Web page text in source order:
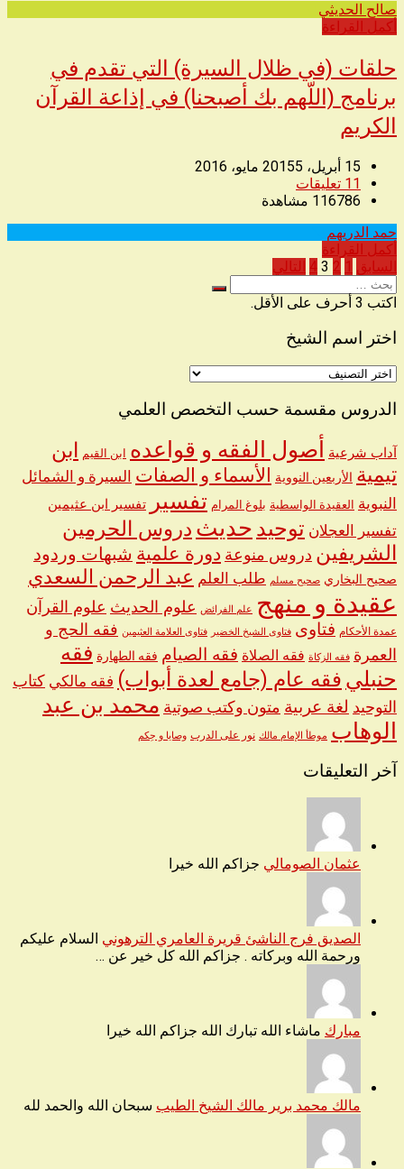
صالح الحديثي
أكمل القراءة
حلقات (في ظلال السيرة) التي تقدم في
برنامج (اللّهم بك أصبحنا) في إذاعة القرآن
الكريم
15 أبريل، 2015
5 مايو، 2016
11 تعليقات
116786 مشاهدة
حمد الدريهم
أكمل القراءة
تعدد
صفحات
المقالات
السابق 1
2
3
4 التالي
البحث
عن
اكتب 3 أحرف على الأقل.
اختر اسم الشيخ
اختر
الشيخ
الدروس مقسمة حسب التخصص العلمي
آداب شرعية أصول الفقه و قواعده ابن القيم ابن
تيمية الأربعين النووية الأسماء و الصفات السيرة و الشمائل
النبوية العقيدة الواسطية بلوغ المرام تفسير تفسير ابن عثيمين
تفسير العجلان توحيد حديث دروس الحرمين
الشريفين دروس منوعة دورة علمية شبهات وردود
صحيح البخاري صحيح مسلم طلب العلم عبد الرحمن السعدي
عقيدة و منهج علم الفرائض علوم الحديث علوم القرآن
عمدة الأحكام فتاوى فتاوى الشيخ الخضير فتاوى العلامة العثيمين فقه الحج و
العمرة فقه الزكاة فقه الصلاة فقه الصيام فقه الطهارة فقه
حنبلي فقه عام (جامع لعدة أبواب) فقه مالكي كتاب
التوحيد لغة عربية متون وكتب صوتية محمد بن عبد
الوهاب موطأ الإمام مالك نور على الدرب وصايا و حِكم
آخر التعليقات
عثمان الصومالي جزاكم الله خيرا
الصديق فرج الناشئ قريرة العامري الترهوني السلام عليكم
ورحمة الله وبركاته . جزاكم الله كل خير عن …
مبارك ماشاء الله تبارك الله جزاكم الله خيرا
مالك محمد برير مالك الشيخ الطيب سبحان الله والحمد لله